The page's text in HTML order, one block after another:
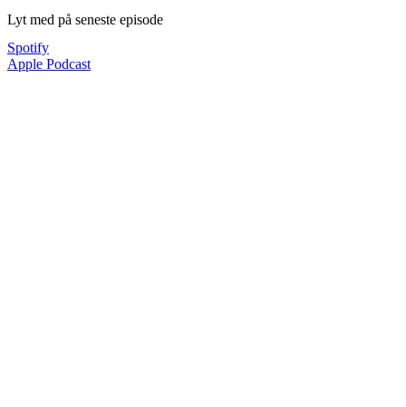
Lyt med på seneste episode
Spotify
Apple Podcast